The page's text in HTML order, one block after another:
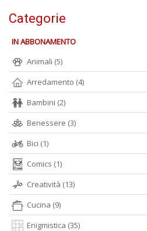
Categorie
IN ABBONAMENTO
Animali (5)
Arredamento (4)
Bambini (2)
Benessere (3)
Bici (1)
Comics (1)
Creatività (13)
Cucina (9)
Enigmistica (35)